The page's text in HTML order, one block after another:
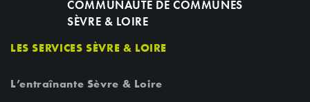
COMMUNAUTÉ DE COMMUNES
SÈVRE & LOIRE
LES SERVICES SÈVRE & LOIRE
L’entraînante Sèvre & Loire